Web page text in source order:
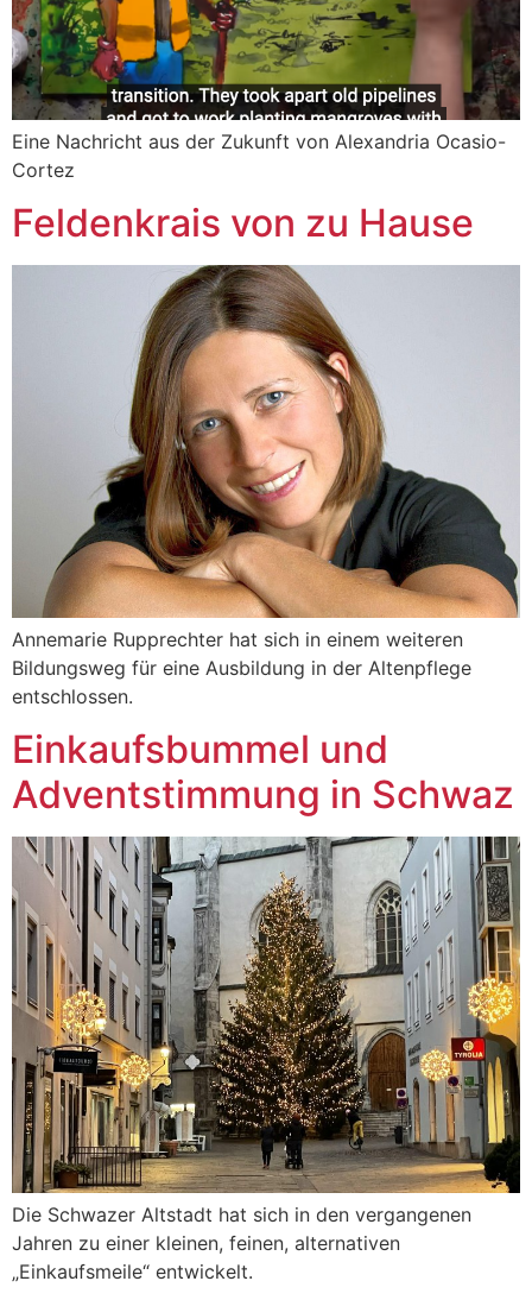
Eine Nachricht aus der Zukunft von Alexandria Ocasio-
Cortez
Feldenkrais von zu Hause
Annemarie Rupprechter hat sich in einem weiteren
Bildungsweg für eine Ausbildung in der Altenpflege
entschlossen.
Einkaufsbummel und
Adventstimmung in Schwaz
Die Schwazer Altstadt hat sich in den vergangenen
Jahren zu einer kleinen, feinen, alternativen
„Einkaufsmeile“ entwickelt.